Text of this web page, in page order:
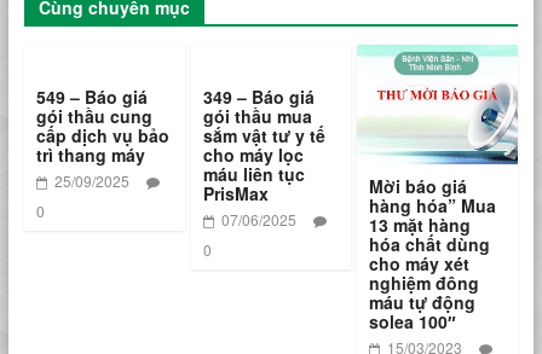
Cùng chuyên mục
549 – Báo giá
gói thầu cung
cấp dịch vụ bảo
trì thang máy
25/09/2025
0
349 – Báo giá
gói thầu mua
sắm vật tư y tế
cho máy lọc
máu liên tục
PrisMax
07/06/2025
0
Mời báo giá
hàng hóa” Mua
13 mặt hàng
hóa chất dùng
cho máy xét
nghiệm đông
máu tự động
solea 100″
15/03/2023